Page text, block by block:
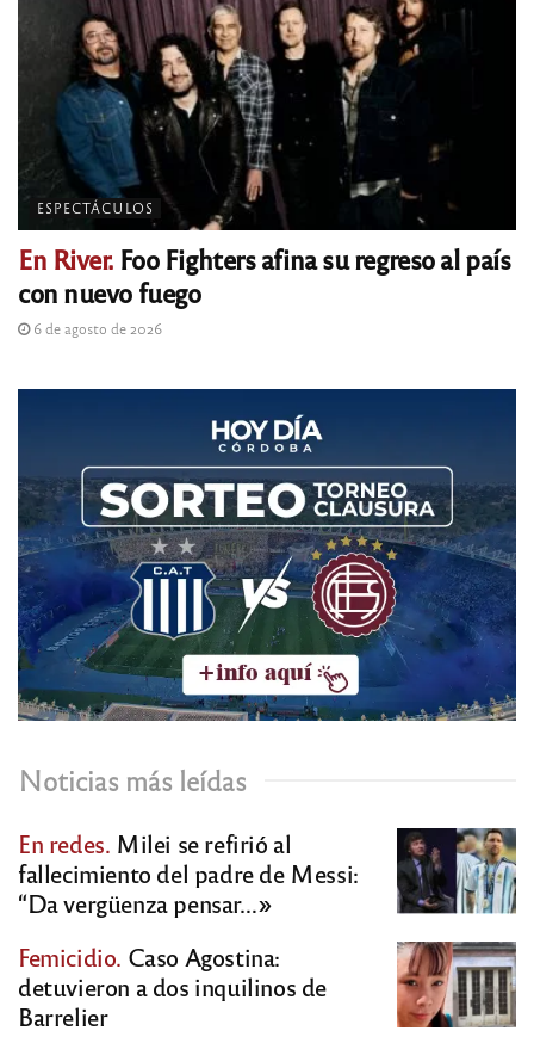
ESPECTÁCULOS
En River. Foo Fighters afina su regreso al país
con nuevo fuego
6 de agosto de 2026
Noticias más leídas
En redes. Milei se refirió al
fallecimiento del padre de Messi:
“Da vergüenza pensar…»
Femicidio. Caso Agostina:
detuvieron a dos inquilinos de
Barrelier